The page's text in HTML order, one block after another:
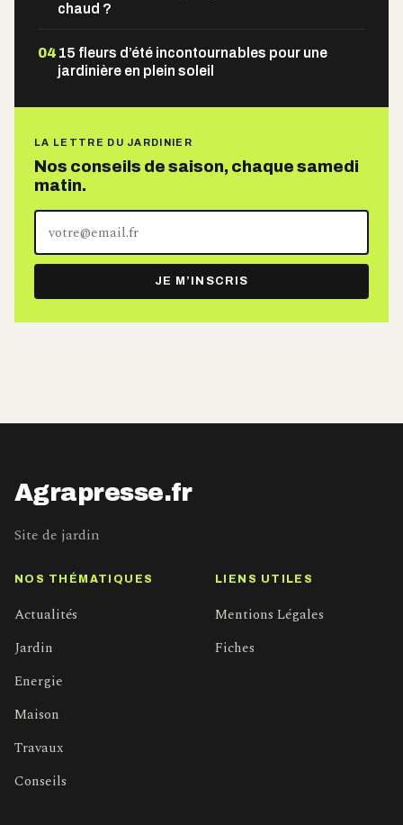
chaud ?
04 15 fleurs d’été incontournables pour une
jardinière en plein soleil
LA LETTRE DU JARDINIER
Nos conseils de saison, chaque samedi
matin.
adresse
e-
mail
JE M’INSCRIS
Agrapresse.fr
Site de jardin
NOS THÉMATIQUES
Actualités
Jardin
Energie
Maison
Travaux
Conseils
LIENS UTILES
Mentions Légales
Fiches